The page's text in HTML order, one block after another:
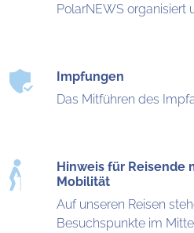
PolarNEWS organisiert
Impfungen
Das Mitführen des
Hinweis für Reisende
Mobilität
Auf unseren Reisen
Besuchspunkte im